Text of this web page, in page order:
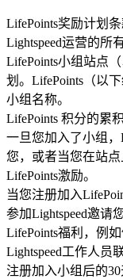
LifePoints奖励计划
Lightspeed运营的所
LifePoints小组站点
划。LifePoints（以
小组名称。
LifePoints 积分的累积
一旦您加入了小组，
您，或者当您在站
LifePoints激励。
当您注册加入
参加Lightspeed邀请
LifePoints福利，例
Lightspeed工作人员
注册加入小组后的